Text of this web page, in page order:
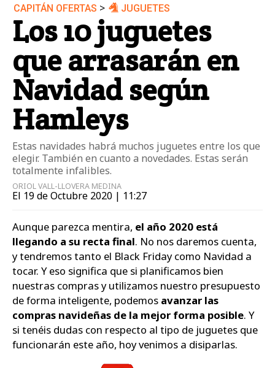
CAPITÁN OFERTAS > JUGUETES
Los 10 juguetes
que arrasarán en
Navidad según
Hamleys
Estas navidades habrá muchos juguetes entre los que
elegir. También en cuanto a novedades. Estas serán
totalmente infalibles.
ORIOL VALL-LLOVERA MEDINA
El 19 de Octubre 2020 | 11:27
Aunque parezca mentira, el año 2020 está
llegando a su recta final. No nos daremos cuenta,
y tendremos tanto el Black Friday como Navidad a
tocar. Y eso significa que si planificamos bien
nuestras compras y utilizamos nuestro presupuesto
de forma inteligente, podemos avanzar las
compras navideñas de la mejor forma posible. Y
si tenéis dudas con respecto al tipo de juguetes que
funcionarán este año, hoy venimos a disiparlas.